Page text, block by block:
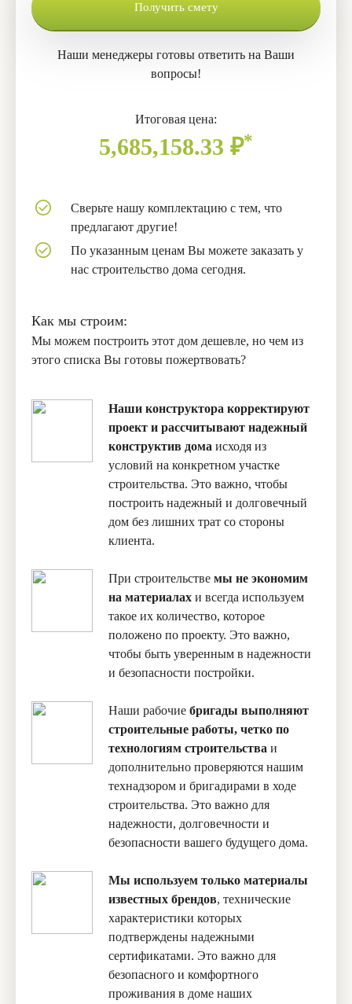
Получить смету
Наши менеджеры готовы ответить на Ваши
вопросы!
Итоговая цена:
5,685,158.33 ₽*
Сверьте нашу комплектацию с тем, что
предлагают другие!
По указанным ценам Вы можете заказать у
нас строительство дома сегодня.
Как мы строим:
Мы можем построить этот дом дешевле, но чем из
этого списка Вы готовы пожертвовать?
Наши конструктора корректируют
проект и рассчитывают надежный
конструктив дома исходя из
условий на конкретном участке
строительства. Это важно, чтобы
построить надежный и долговечный
дом без лишних трат со стороны
клиента.
При строительстве мы не экономим
на материалах и всегда используем
такое их количество, которое
положено по проекту. Это важно,
чтобы быть уверенным в надежности
и безопасности постройки.
Наши рабочие бригады выполняют
строительные работы, четко по
технологиям строительства и
дополнительно проверяются нашим
технадзором и бригадирами в ходе
строительства. Это важно для
надежности, долговечности и
безопасности вашего будущего дома.
Мы используем только материалы
известных брендов, технические
характеристики которых
подтверждены надежными
сертификатами. Это важно для
безопасного и комфортного
проживания в доме наших